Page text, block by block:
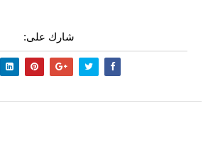
شارك على: